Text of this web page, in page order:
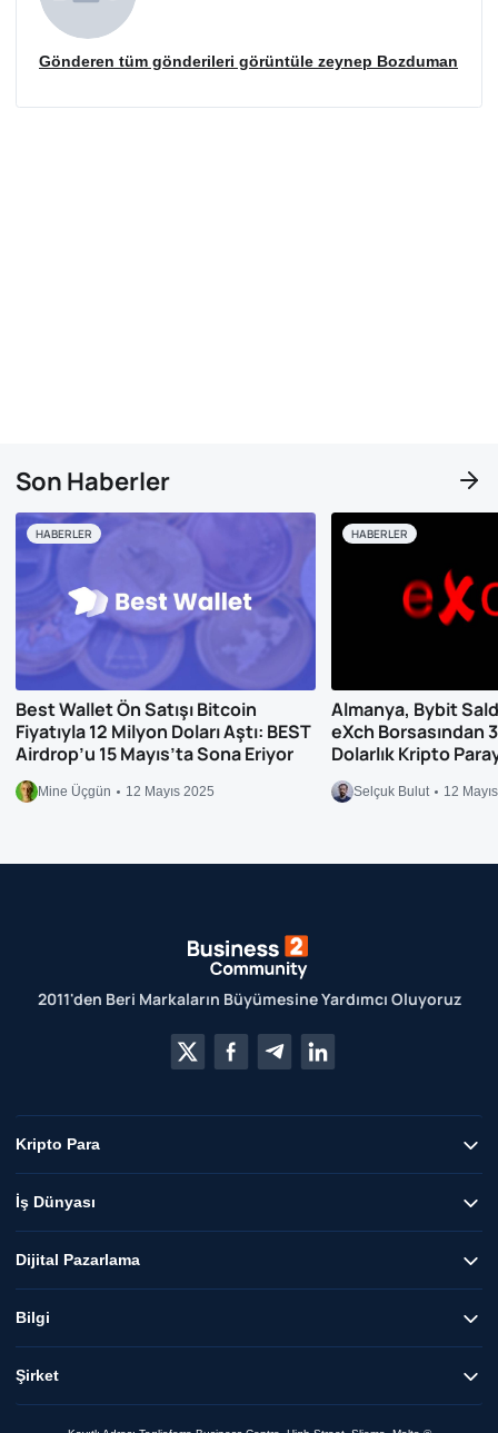
Gönderen tüm gönderileri görüntüle zeynep Bozduman
Son Haberler
Best Wallet Ön Satışı Bitcoin
Fiyatıyla 12 Milyon Doları Aştı: BEST
Airdrop’u 15 Mayıs’ta Sona Eriyor
Mine Üçgün 12 Mayıs 2025
HABERLER
Almanya, Bybit
eXch Borsasından
Dolarlık Kripto
Selçuk Bulut 12
HABERLER
2011'den Beri Markaların Büyümesine Yardımcı Oluyoruz
Kripto Para
İş Dünyası
Dijital Pazarlama
Bilgi
Şirket